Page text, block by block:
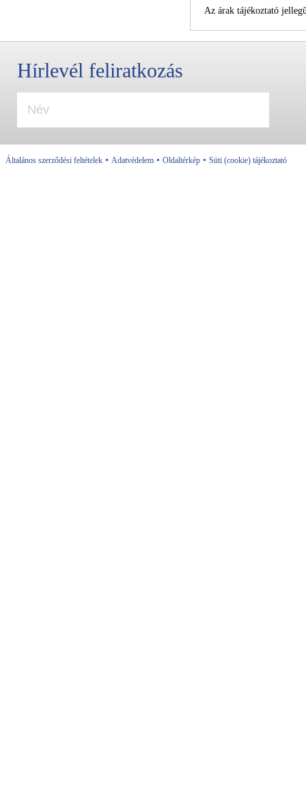
Az árak tájékoztató
Hírlevél feliratkozás
Általános szerződési feltételek • Adatvédelem • Oldaltérkép • Süti (cookie) tájékoztató